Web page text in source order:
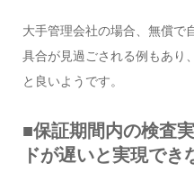
大手管理会社の場合、無償で
具合が見過ごされる例もあり
と良いようです。
■保証期間内の検査
ドが遅いと実現でき